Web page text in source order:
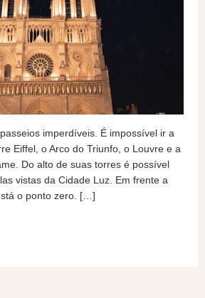
imperdíveis. É impossível ir a
Eiffel, o Arco do Triunfo, o Louvre e a
Do alto de suas torres é possível
vistas da Cidade Luz. Em frente a
o ponto zero. […]